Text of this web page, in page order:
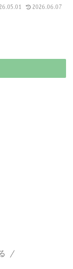
2026.06.07